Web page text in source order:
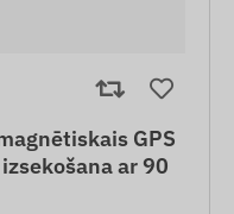
GPS
ar 90